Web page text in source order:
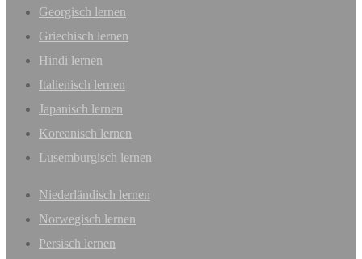
Georgisch lernen
Griechisch lernen
Hindi lernen
Italienisch lernen
Japanisch lernen
Koreanisch lernen
Lusemburgisch lernen
Niederländisch lernen
Norwegisch lernen
Persisch lernen